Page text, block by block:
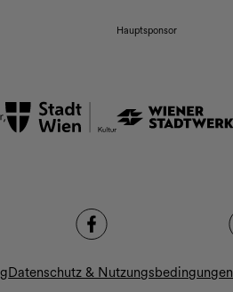
Hauptsponsor
Datenschutz & Nutzungsbedingungen